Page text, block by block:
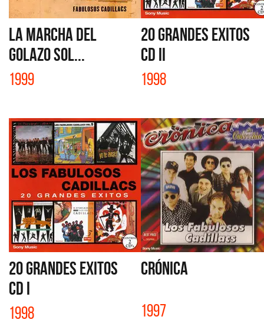
LA MARCHA DEL
GOLAZO SOL...
1999
20 GRANDES EXITOS
CD II
1998
20 GRANDES EXITOS
CD I
1998
CRÓNICA
1997